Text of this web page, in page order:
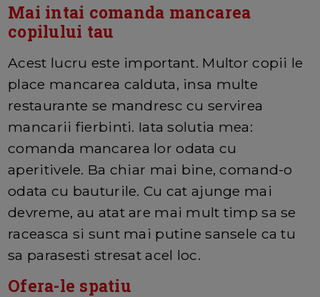
Mai intai comanda mancarea
copilului tau
Acest lucru este important. Multor copii le
place mancarea calduta, insa multe
restaurante se mandresc cu servirea
mancarii fierbinti. Iata solutia mea:
comanda mancarea lor odata cu
aperitivele. Ba chiar mai bine, comand-o
odata cu bauturile. Cu cat ajunge mai
devreme, au atat are mai mult timp sa se
raceasca si sunt mai putine sansele ca tu
sa parasesti stresat acel loc.
Ofera-le spatiu